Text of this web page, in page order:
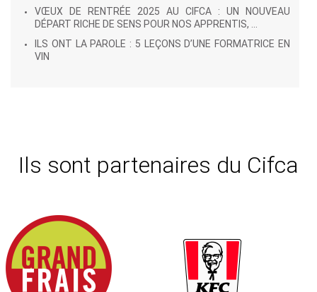
VŒUX DE RENTRÉE 2025 AU CIFCA : UN NOUVEAU
DÉPART RICHE DE SENS POUR NOS APPRENTIS, ...
ILS ONT LA PAROLE : 5 LEÇONS D’UNE FORMATRICE EN
VIN
Ils sont partenaires du Cifca